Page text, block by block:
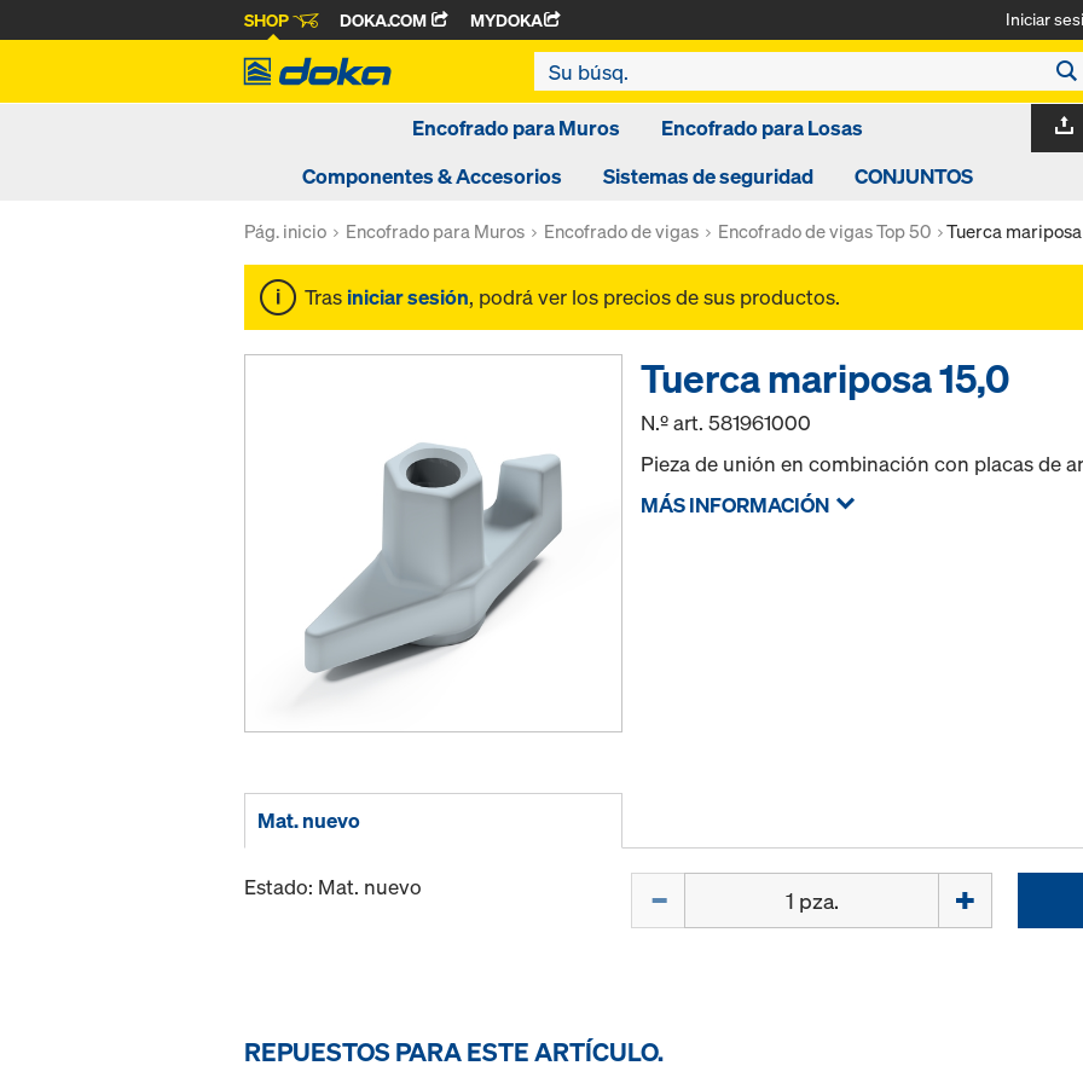
SHOP DOKA.COM MYDOKA Iniciar
Encofrado para Muros
Encofrado para Losas
Componentes & Accesorios
Sistemas de seguridad CONJUNTOS
Pág. inicio Encofrado para Muros Encofrado de vigas Encofrado de vigas Top 50 Tuerca mariposa
Tras iniciar sesión, podrá ver los precios de sus productos.
Tuerca mariposa 15,0
N.º art.581961000
Pieza de unión en combinación con placas de
MÁS INFORMACIÓN
Mat. nuevo
Estado: Mat. nuevo
REPUESTOS PARA ESTE ARTÍCULO.